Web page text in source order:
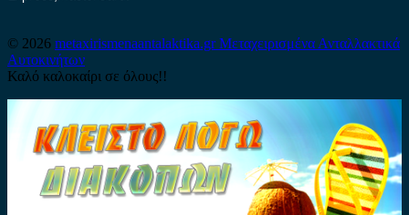
© 2026 metaxirismenaantalaktika.grΜεταχειρισμένα Ανταλλακτικά
Αυτοκινήτων
Καλό καλοκαίρι σε όλους!!